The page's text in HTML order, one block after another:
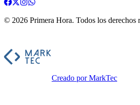
© 2026 Primera Hora. Todos los derechos
Creado por MarkTec